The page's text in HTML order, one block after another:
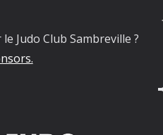
Judo Club Sambreville ?